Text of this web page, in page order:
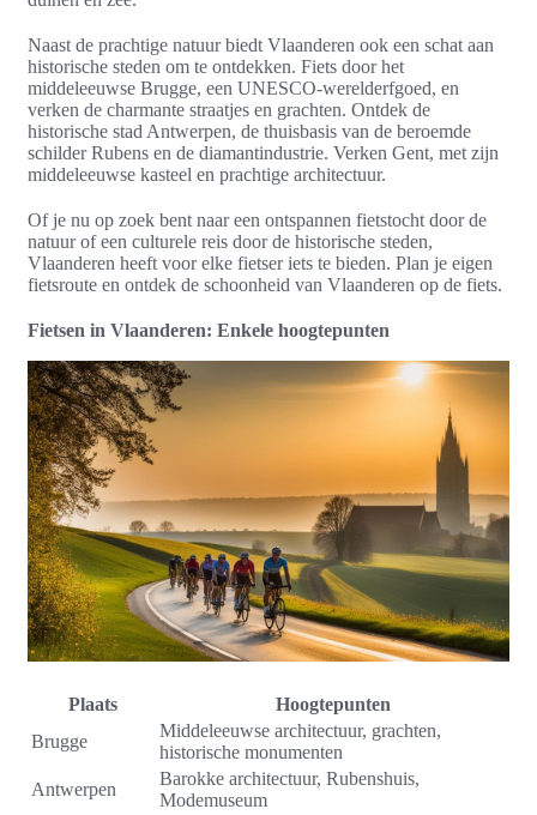
Naast de prachtige natuur biedt Vlaanderen ook een schat aan
historische steden om te ontdekken. Fiets door het
middeleeuwse Brugge, een UNESCO-werelderfgoed, en
verken de charmante straatjes en grachten. Ontdek de
historische stad Antwerpen, de thuisbasis van de beroemde
schilder Rubens en de diamantindustrie. Verken Gent, met zijn
middeleeuwse kasteel en prachtige architectuur.
Of je nu op zoek bent naar een ontspannen fietstocht door de
natuur of een culturele reis door de historische steden,
Vlaanderen heeft voor elke fietser iets te bieden. Plan je eigen
fietsroute en ontdek de schoonheid van Vlaanderen op de fiets.
Fietsen in Vlaanderen: Enkele hoogtepunten
Plaats
Hoogtepunten
Brugge
Middeleeuwse architectuur, grachten,
historische monumenten
Antwerpen
Barokke architectuur, Rubenshuis,
Modemuseum